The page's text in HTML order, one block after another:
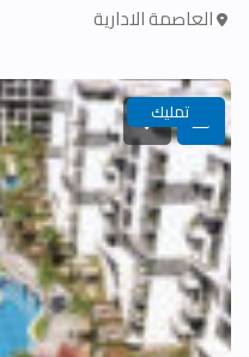
العاصمة الادارية
تمليك